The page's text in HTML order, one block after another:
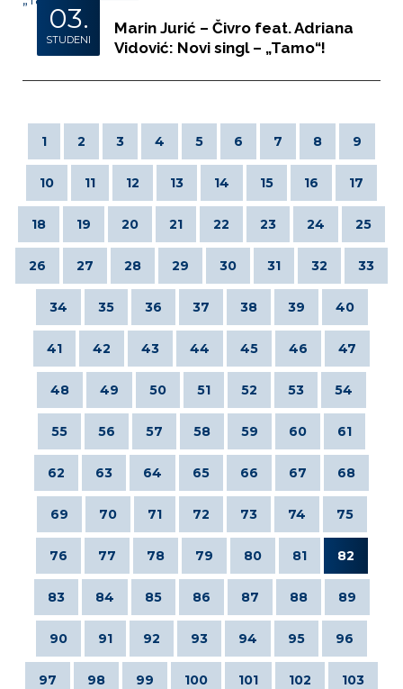
03.
STUDENI
Marin Jurić – Čivro feat. Adriana
Vidović: Novi singl – „Tamo“!
1 2 3 4 5 6 7 8 9
10 11 12 13 14 15 16 17
18 19 20 21 22 23 24 25
26 27 28 29 30 31 32 33
34 35 36 37 38 39 40
41 42 43 44 45 46 47
48 49 50 51 52 53 54
55 56 57 58 59 60 61
62 63 64 65 66 67 68
69 70 71 72 73 74 75
76 77 78 79 80 81 82
83 84 85 86 87 88 89
90 91 92 93 94 95 96
97 98 99 100 101 102 103